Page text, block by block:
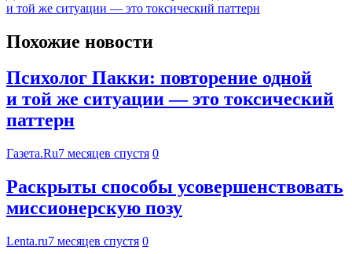
и той же ситуации — это токсический паттерн
Похожие новости
Психолог Пакки: повторение одной
и той же ситуации — это токсический
паттерн
Газета.Ru7 месяцев спустя 0
Раскрыты способы усовершенствовать
миссионерскую позу
Lenta.ru7 месяцев спустя 0